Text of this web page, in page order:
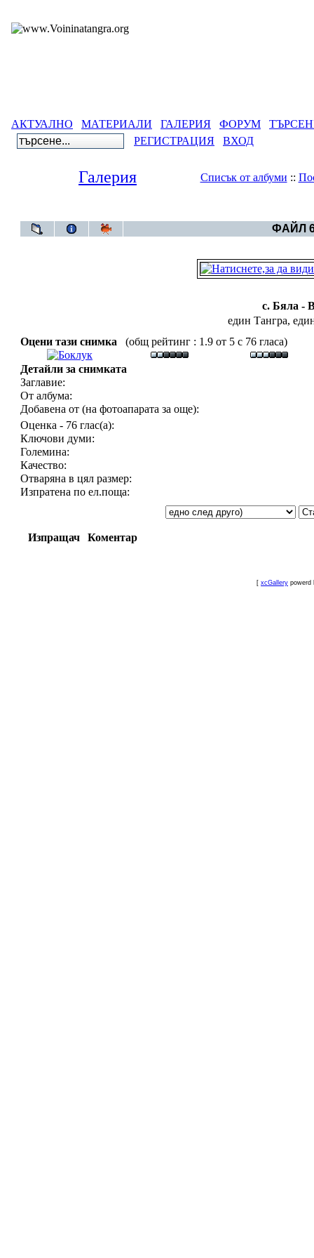
АКТУАЛНО МАТЕРИАЛИ ГАЛЕРИЯ ФОРУМ
РЕГИСТРАЦИЯ
ВХОД
Галерия Списък от албуми ::
ФАЙЛ
с. Бяла -
един Тангра,
Оцени тази снимка
(общ рейтинг : 1.9 от 5 с 76 гласа)
Детайли за снимката
Заглавие:
От албума:
Добавена от (на фотоапарата за още):
Оценка - 76 глас(а):
Ключови думи:
Големина:
Качество:
Отваряна в цял размер:
Изпратена по ел.поща:
Изпращач Коментар
[ xcGallery